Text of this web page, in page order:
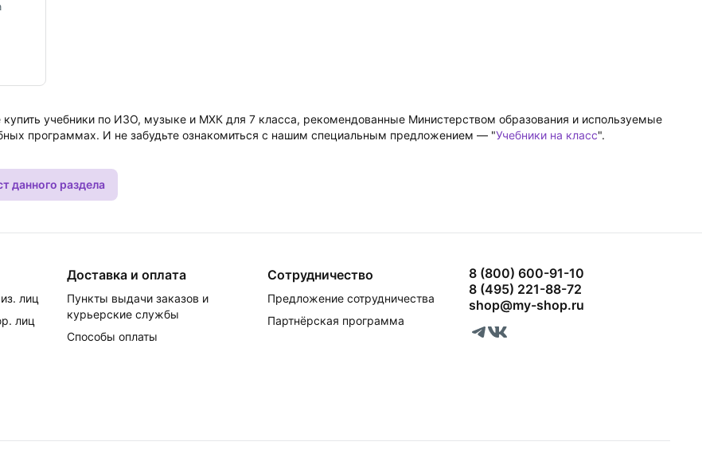
учебники по ИЗО, музыке и МХК для 7 класса, рекомендованные Министерством образования и используемые
программах. И не забудьте ознакомиться с нашим специальным предложением — "Учебники на класс".
данного раздела
лиц
лиц
Доставка и оплата
Пункты выдачи заказов и
курьерские службы
Способы оплаты
Сотрудничество
Предложение сотрудничества
Партнёрская программа
8 (800) 600-91-10
8 (495) 221-88-72
shop@my-shop.ru